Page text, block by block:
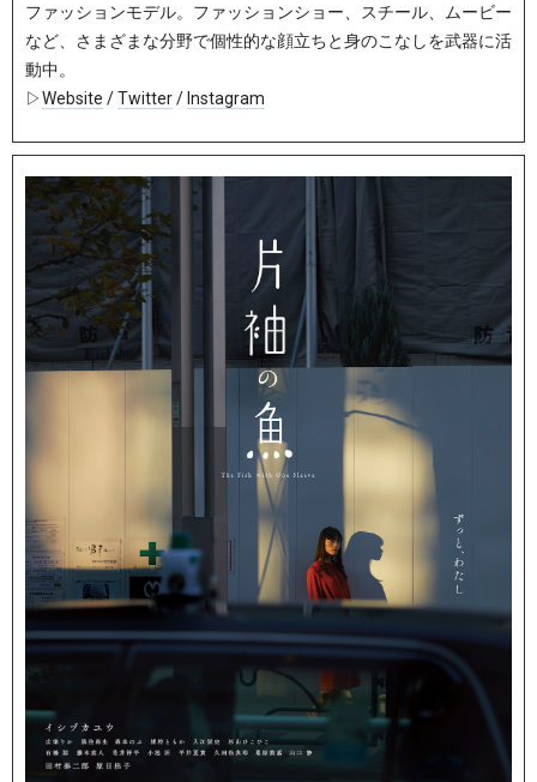
ファッションモデル。ファッションショー、スチール、ムービー
など、さまざまな分野で個性的な顔立ちと身のこなしを武器に活
動中。
▷Website /Twitter/ Instagram